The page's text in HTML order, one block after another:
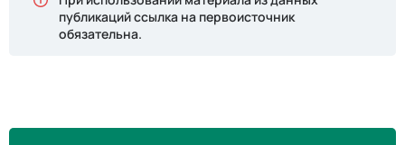
публикаций ссылка на первоисточник
обязательна.